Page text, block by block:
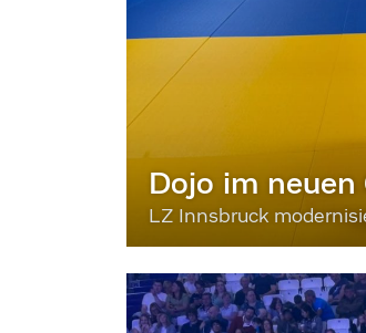
Dojo im neuen
LZ Innsbruck